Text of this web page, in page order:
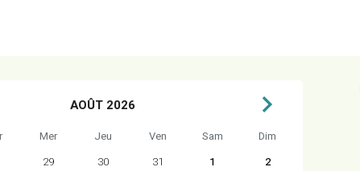
AOÛT 2026
Mer Jeu Ven Sam
Dim
29 30 31 1
2